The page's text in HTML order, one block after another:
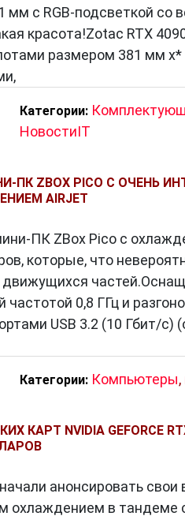
мм с RGB-подсветкой со
красота!Zotac RTX
размером 381 мм
Категории:
НовостиIT
ПК ZBOX PICO С ОЧЕНЬ
AIRJET
ПК ZBox Pico с
которые, что
движущихся
0,8 ГГц и
USB 3.2 (10 Гбит/с)
Категории: Компьютеры,
КАРТ NVIDIA GEFORCE
анонсировать свои
охлаждением в тандеме